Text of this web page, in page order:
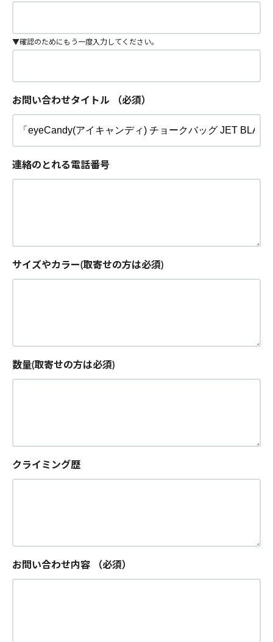
▼確認のためにもう一度入力してください。
お問い合わせタイトル （必須）
連絡のとれる電話番号
サイズやカラー(取寄せの方は必須)
数量(取寄せの方は必須)
クライミング歴
お問い合わせ内容 （必須）